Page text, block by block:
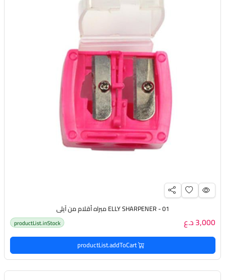
ELLY SHARPENER - 01 مبراه أقلام من آيلي
3,000 د.ع productList.inStock
productList.addToCart